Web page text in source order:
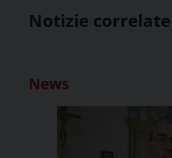
Notizie correlate
News